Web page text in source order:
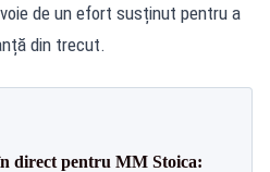
de un efort susținut pentru a
din trecut.
direct pentru MM Stoica: